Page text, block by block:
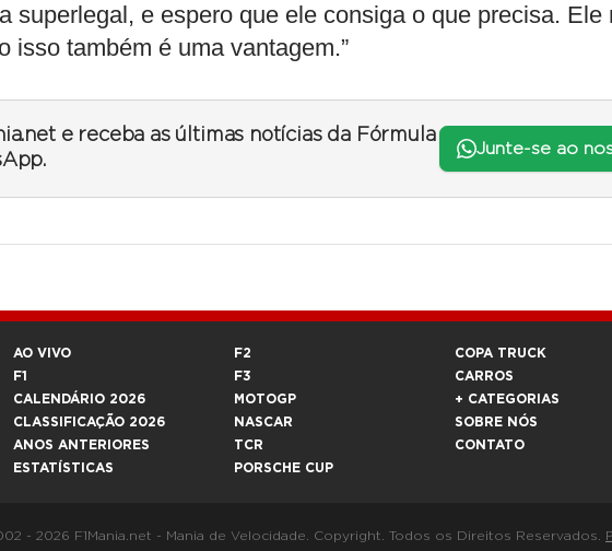
superlegal, e espero que ele consiga o que precisa. Ele
isso também é uma vantagem.”
e receba as últimas notícias da Fórmula
Junte-se ao
AO VIVO
F1
CALENDÁRIO 2026
CLASSIFICAÇÃO 2026
ANOS ANTERIORES
ESTATÍSTICAS
F2
F3
MOTOGP
NASCAR
TCR
PORSCHE CUP
COPA TRUCK
CARROS
+ CATEGORIAS
SOBRE NÓS
CONTATO
- 2026 F1Mania.net - Mania de Velocidade. Copyright. Todos os Direitos Reservados.